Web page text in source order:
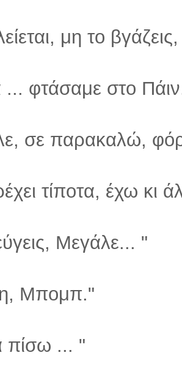
μη το
... φτάσαμε στο
σε παρακαλώ,
τίποτα, έχω κι
Μεγάλε... "
Μπομπ."
πίσω ... "